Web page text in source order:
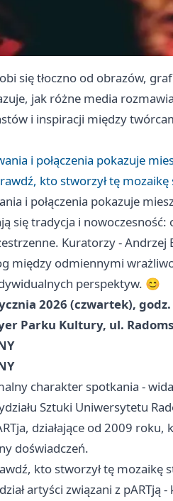
się tłoczno od obrazów,
jak różne media
i inspiracji między
i połączenia pokazuje
kto stworzył tę
i połączenia pokazuje
się tradycja i
Kuratorzy -
między odmiennymi
perspektyw. 😊
2026 (czwartek), godz.
Parku Kultury, ul.
charakter spotkania -
Sztuki Uniwersytetu
działające od 2009
doświadczeń.
kto stworzył tę mozaikę
artyści związani z pARTją